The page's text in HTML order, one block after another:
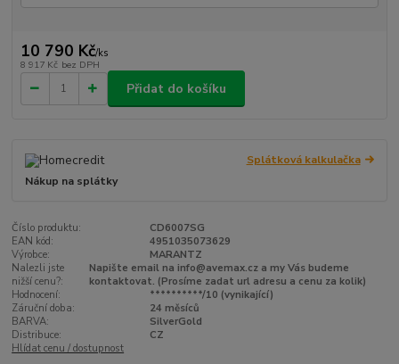
10 790 Kč/ks
8 917 Kč bez DPH
Přidat do košíku
Splátková kalkulačka
Nákup na splátky
Číslo produktu:
CD6007SG
EAN kód:
4951035073629
Výrobce:
MARANTZ
Nalezli jste
nižší cenu?:
Napište email na info@avemax.cz a my Vás budeme
kontaktovat. (Prosíme zadat url adresu a cenu za kolik)
Hodnocení:
**********/10 (vynikající)
Záruční doba:
24 měsíců
BARVA:
SilverGold
Distribuce:
CZ
Hlídat cenu / dostupnost